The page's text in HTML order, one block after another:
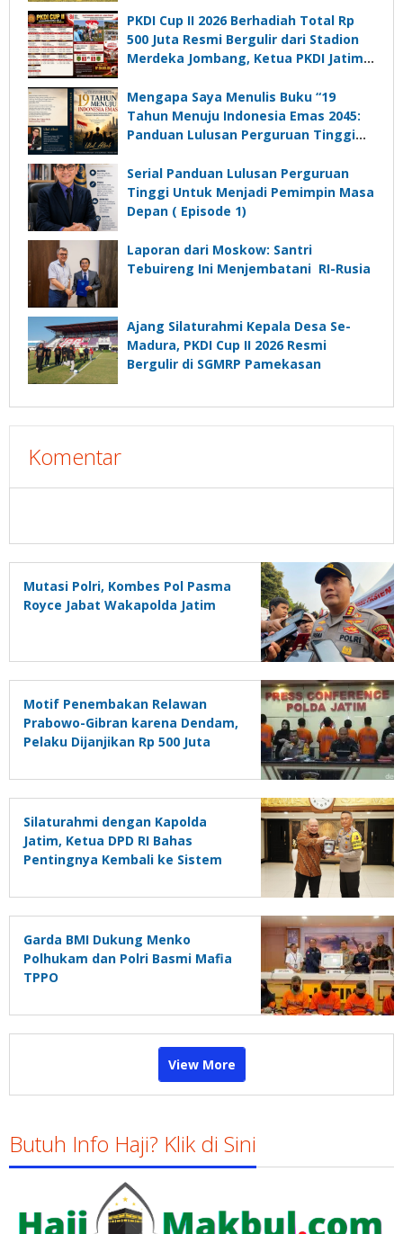
PKDI Cup II 2026 Berhadiah Total Rp
500 Juta Resmi Bergulir dari Stadion
Merdeka Jombang, Ketua PKDI Jatim:
Komunikasi Kades untuk Memajukan
Desa
Mengapa Saya Menulis Buku “19
Tahun Menuju Indonesia Emas 2045:
Panduan Lulusan Perguruan Tinggi
Depan”?
Serial Panduan Lulusan Perguruan
Tinggi Untuk Menjadi Pemimpin Masa
Depan ( Episode 1)
Laporan dari Moskow: Santri
Tebuireng Ini Menjembatani RI-Rusia
Ajang Silaturahmi Kepala Desa Se-
Madura, PKDI Cup II 2026 Resmi
Bergulir di SGMRP Pamekasan
Komentar
Mutasi Polri, Kombes Pol Pasma
Royce Jabat Wakapolda Jatim
Motif Penembakan Relawan
Prabowo-Gibran karena Dendam,
Pelaku Dijanjikan Rp 500 Juta
Silaturahmi dengan Kapolda
Jatim, Ketua DPD RI Bahas
Pentingnya Kembali ke Sistem
Garda BMI Dukung Menko
Polhukam dan Polri Basmi Mafia
TPPO
View More
Butuh Info Haji? Klik di Sini